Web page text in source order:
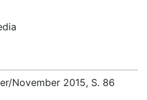
November 2015, S. 86